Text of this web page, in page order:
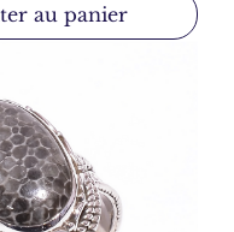
au panier